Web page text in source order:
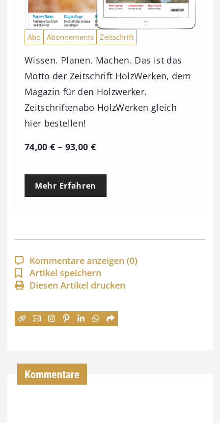
Abo Abonnements Zeitschrift
Wissen. Planen. Machen. Das ist das
Motto der Zeitschrift HolzWerken, dem
Magazin für den Holzwerker.
Zeitschriftenabo HolzWerken gleich
hier bestellen!
74,00€ – 93,00 €P
e
p
a
n
n
:
Mehr Erfahren
Kommentare anzeigen (0)
Artikel speichern
Diesen Artikel drucken
Kommentare